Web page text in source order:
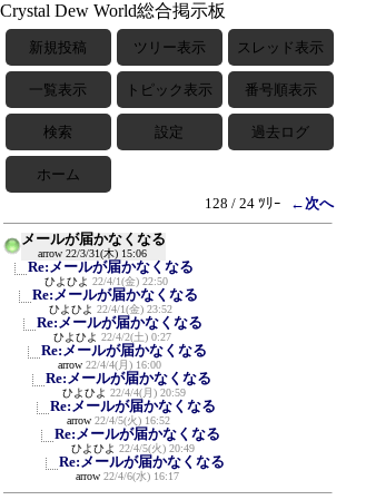
Crystal Dew World総合掲示板
新規投稿 ツリー表示 スレッド表示
一覧表示 トピック表示 番号順表示
検索 設定 過去ログ
ホーム
128 / 24 ﾂﾘｰ
←次へ
メールが届かなくなる
arrow 22/3/31(木) 15:06
Re:メールが届かなくなる
ひよひよ 22/4/1(金) 22:50
Re:メールが届かなくなる
ひよひよ 22/4/1(金) 23:52
Re:メールが届かなくなる
ひよひよ 22/4/2(土) 0:27
Re:メールが届かなくなる
arrow 22/4/4(月) 16:00
Re:メールが届かなくなる
ひよひよ 22/4/4(月) 20:59
Re:メールが届かなくなる
arrow 22/4/5(火) 16:52
Re:メールが届かなくなる
ひよひよ 22/4/5(火) 20:49
Re:メールが届かなくなる
arrow 22/4/6(水) 16:17